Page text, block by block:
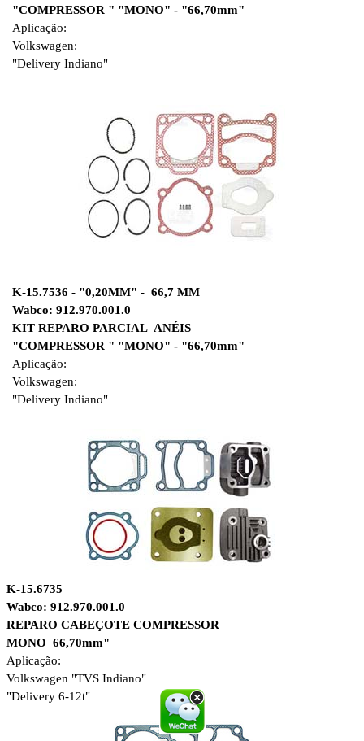
"COMPRESSOR " "MONO" - "66,70mm"
Aplicação:
Volkswagen:
"Delivery Indiano"
K-15.7536 - "0,20MM" - 66,7 MM
Wabco: 912.970.001.0
KIT REPARO PARCIAL ANÉIS
"COMPRESSOR " "MONO" - "66,70mm"
Aplicação:
Volkswagen:
"Delivery Indiano"
K-15.6735
Wabco: 912.970.001.0
REPARO CABEÇOTE COMPRESSOR
MONO 66,70mm"
Aplicação:
Volkswagen "TVS Indiano"
"Delivery 6-12t"